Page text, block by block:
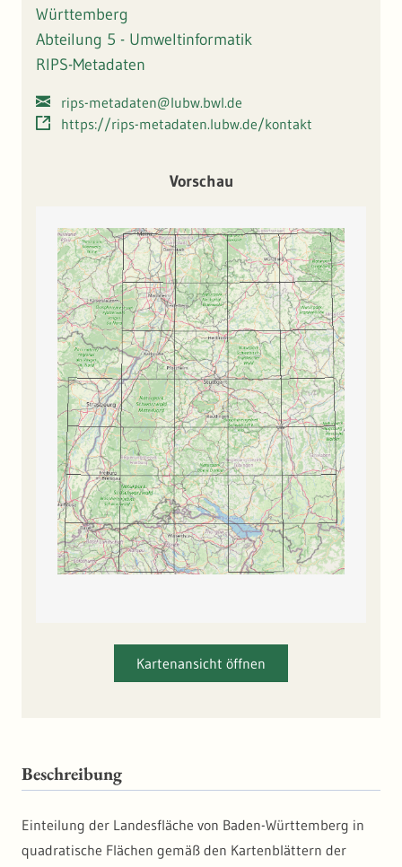
Württemberg
Abteilung 5 - Umweltinformatik
RIPS-Metadaten
rips-metadaten@lubw.bwl.de
https://rips-metadaten.lubw.de/kontakt
Vorschau
Kartenansicht öffnen
Beschreibung
Einteilung der Landesfläche von Baden-Württemberg in
quadratische Flächen gemäß den Kartenblättern der